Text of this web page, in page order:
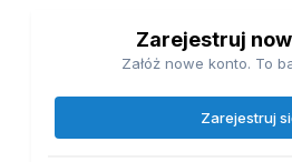
Zarejestruj
Załóż nowe konto. To
Zarejestruj